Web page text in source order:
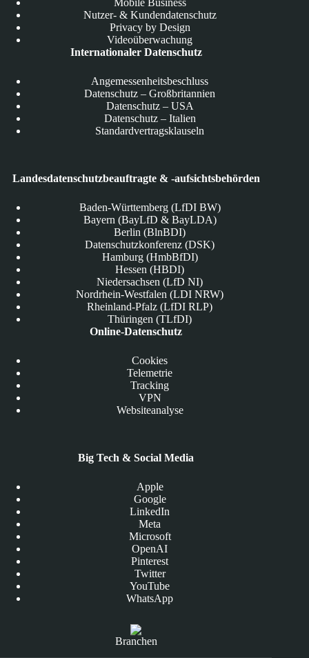
Mobile Business
Nutzer- & Kundendatenschutz
Privacy by Design
Videoüberwachung
Internationaler Datenschutz
Angemessenheitsbeschluss
Datenschutz – Großbritannien
Datenschutz – USA
Datenschutz – Italien
Standardvertragsklauseln
Landesdatenschutzbeauftragte & -aufsichtsbehörden
Baden-Württemberg (LfDI BW)
Bayern (BayLfD & BayLDA)
Berlin (BlnBDI)
Datenschutzkonferenz (DSK)
Hamburg (HmbBfDI)
Hessen (HBDI)
Niedersachsen (LfD NI)
Nordrhein-Westfalen (LDI NRW)
Rheinland-Pfalz (LfDI RLP)
Thüringen (TLfDI)
Online-Datenschutz
Cookies
Telemetrie
Tracking
VPN
Websiteanalyse
Big Tech & Social Media
Apple
Google
LinkedIn
Meta
Microsoft
OpenAI
Pinterest
Twitter
YouTube
WhatsApp
Branchen